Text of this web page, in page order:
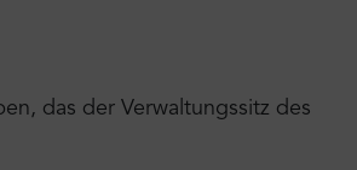
das der Verwaltungssitz des